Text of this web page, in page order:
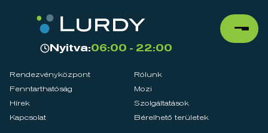
Nyitva:06:00 - 22:00
Rendezvényközpont
Rólunk
Fenntarthatóság
Mozi
Hírek
Szolgáltatások
Kapcsolat
Bérelhető területek